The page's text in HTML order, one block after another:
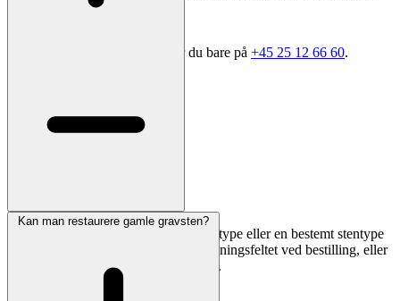
Har du brug for sparring, ringer du bare på +45 25 12 66 60.
Særlige symboler, billeder, egen skrifttype eller en bestemt stentype
er muligt. Skriv dine ønsker i bemærkningsfeltet ved bestilling, eller
send os en mail med referencebilleder.
Kan man restaurere gamle gravsten?